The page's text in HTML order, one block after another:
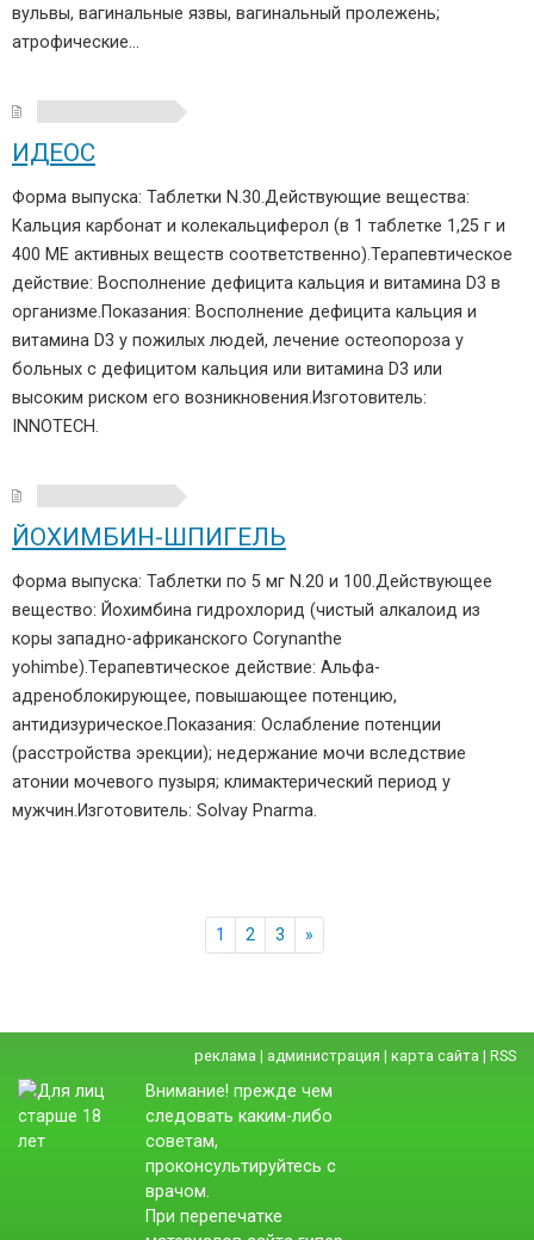
вульвы, вагинальные язвы, вагинальный пролежень;
атрофические…
ИДЕОС
Форма выпуска: Таблетки N.30.Действующие вещества:
Кальция карбонат и колекальциферол (в 1 таблетке 1,25 г и
400 ME активных веществ соответственно).Терапевтическое
действие: Восполнение дефицита кальция и витамина D3 в
организме.Показания: Восполнение дефицита кальция и
витамина D3 у пожилых людей, лечение остеопороза у
больных с дефицитом кальция или витамина D3 или
высоким риском его возникновения.Изготовитель:
INNOTECH.
ЙОХИМБИН-ШПИГЕЛЬ
Форма выпуска: Таблетки по 5 мг N.20 и 100.Действующее
вещество: Йохимбина гидрохлорид (чистый алкалоид из
коры западно-африканского Corynanthe
уоhimbe).Терапевтическое действие: Альфа-
адреноблокирующее, повышающее потенцию,
антидизурическое.Показания: Ослабление потенции
(расстройства эрекции); недержание мочи вследствие
атонии мочевого пузыря; климактерический период у
мужчин.Изготовитель: Solvay Pnarma.
1 2 3 »
реклама | администрация | карта сайта | RSS
Внимание! прежде чем
следовать каким-либо
советам,
проконсультируйтесь с
врачом.
При перепечатке